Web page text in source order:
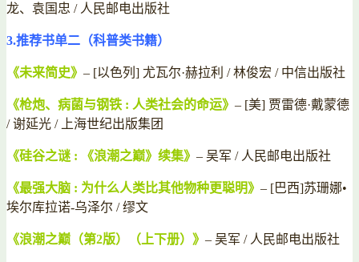
龙、袁国忠 / 人民邮电出版社
3.推荐书单二（科普类书籍）
《未来简史》 – [以色列] 尤瓦尔·赫拉利 / 林俊宏 / 中信出版社
《枪炮、病菌与钢铁 : 人类社会的命运》 – [美] 贾雷德·戴蒙德
/ 谢延光 / 上海世纪出版集团
《硅谷之谜 : 《浪潮之巅》续集》 – 吴军 / 人民邮电出版社
《最强大脑 : 为什么人类比其他物种更聪明》 – [巴西]苏珊娜•
埃尔库拉诺-乌泽尔 / 缪文
《浪潮之巅（第2版）（上下册）》 – 吴军 / 人民邮电出版社